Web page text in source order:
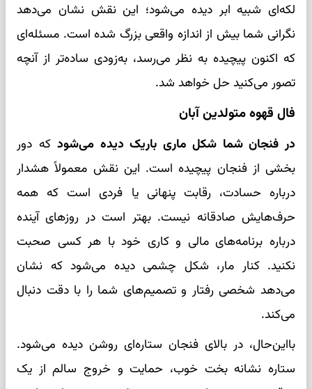
لکه‌ای شبیه ابر دیده می‌شود؛ این نقش نشان می‌دهد
نگرانی شما بیش از اندازه واقعی بزرگ شده است. مسئله‌ای
که اکنون پیچیده به نظر می‌رسد، به‌زودی ساده‌تر از آنچه
تصور می‌کنید حل خواهد شد.
فال قهوه متولدین آبان
در فنجان شما شکل ماری باریک دیده می‌شودکه دور
بخشی از فنجان پیچیده است. این نقش معمولاً هشدار
درباره حسادت، رقابت پنهانی یا فردی است که همه
حرف‌هایش صادقانه نیست. بهتر است در روزهای آینده
درباره برنامه‌های مالی و کاری خود با هر کسی صحبت
نکنید. کنار مار، شکل چشمی دیده می‌شود که نشان
می‌دهد شخصی رفتار و تصمیم‌های شما را با دقت دنبال
می‌کند.
بااین‌حال، در بالای فنجان ستاره‌ای روشن دیده می‌شود.
ستاره نشانه بخت خوب، حمایت و خروج سالم از یک